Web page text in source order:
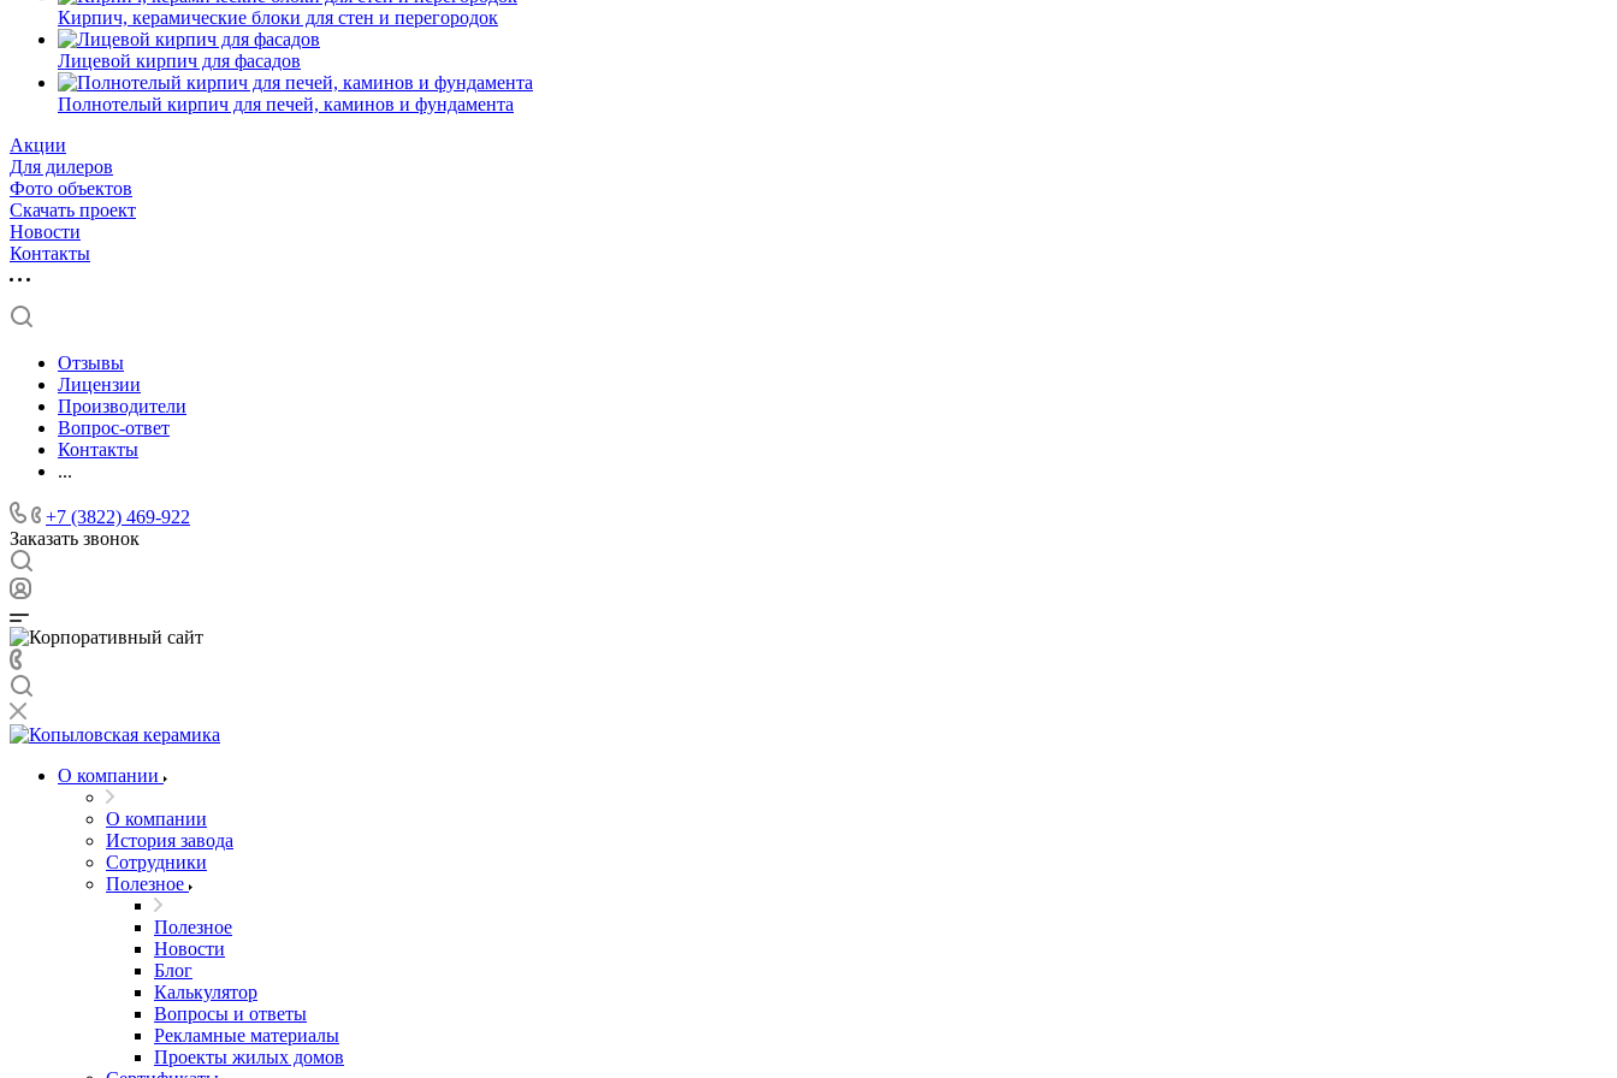
Кирпич, керамические блоки для стен и перегородок
Лицевой кирпич для фасадов
Полнотелый кирпич для печей, каминов и фундамента
Акции
Для дилеров
Фото объектов
Скачать проект
Новости
Контакты
Отзывы
Лицензии
Производители
Вопрос-ответ
Контакты
...
+7 (3822) 469-922
Заказать звонок
О компании
О компании
История завода
Сотрудники
Полезное
Полезное
Новости
Блог
Калькулятор
Вопросы и ответы
Рекламные материалы
Проекты жилых домов